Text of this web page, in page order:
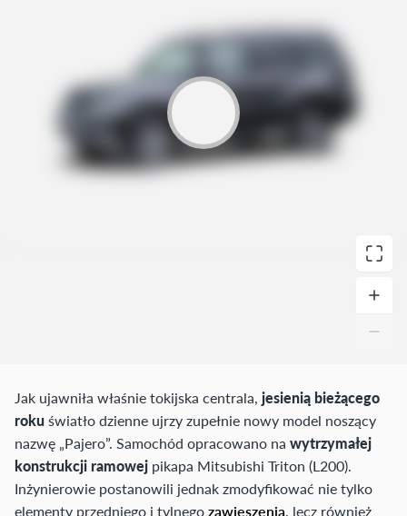
Jak ujawniła właśnie tokijska centrala, jesienią bieżącego
rokuświatło dzienne ujrzy zupełnie nowy model noszący
nazwę „Pajero”. Samochód opracowano na wytrzymałej
konstrukcji ramowej pikapa Mitsubishi Triton (L200).
Inżynierowie postanowili jednak zmodyfikować nie tylko
elementy przedniego i tylnegozawieszenia, lecz również